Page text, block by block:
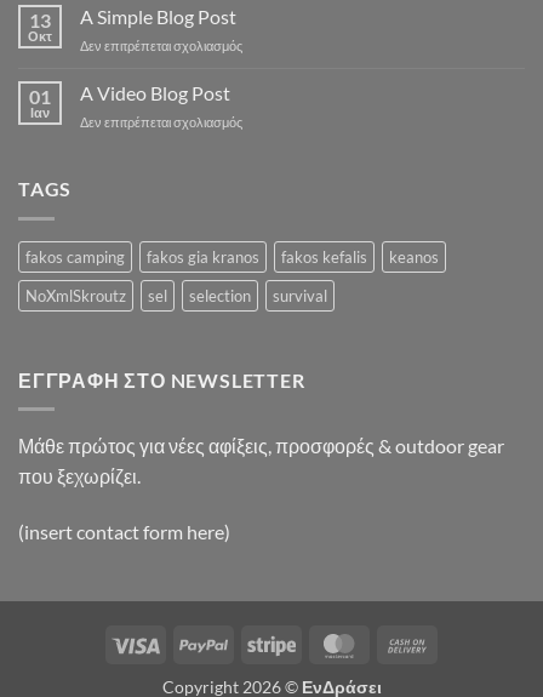
with
13
Οκτ
A Simple Blog Post
Δεν επιτρέπεται σχολιασμόςστο
Post
01
Ιαν
A Video Blog Post
Δεν επιτρέπεται σχολιασμόςστο
TAGS
fakos camping fakos gia kranos fakos kefalis
keanos
NoXmlSkroutz
sel selection survival
ΕΓΓΡΑΦΉ ΣΤΟ NEWSLETTER
Μάθε πρώτος για νέες αφίξεις, προσφορές & outdoor gear
που ξεχωρίζει.
(insert contact form here)
Visa PayPal Stripe MasterCard
Copyright 2026 © ΕνΔράσει